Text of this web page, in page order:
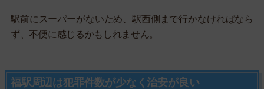
駅前にスーパーがないため、駅西側まで行かなければなら
ず、不便に感じるかもしれません。
福駅周辺は犯罪件数が少なく治安が良い